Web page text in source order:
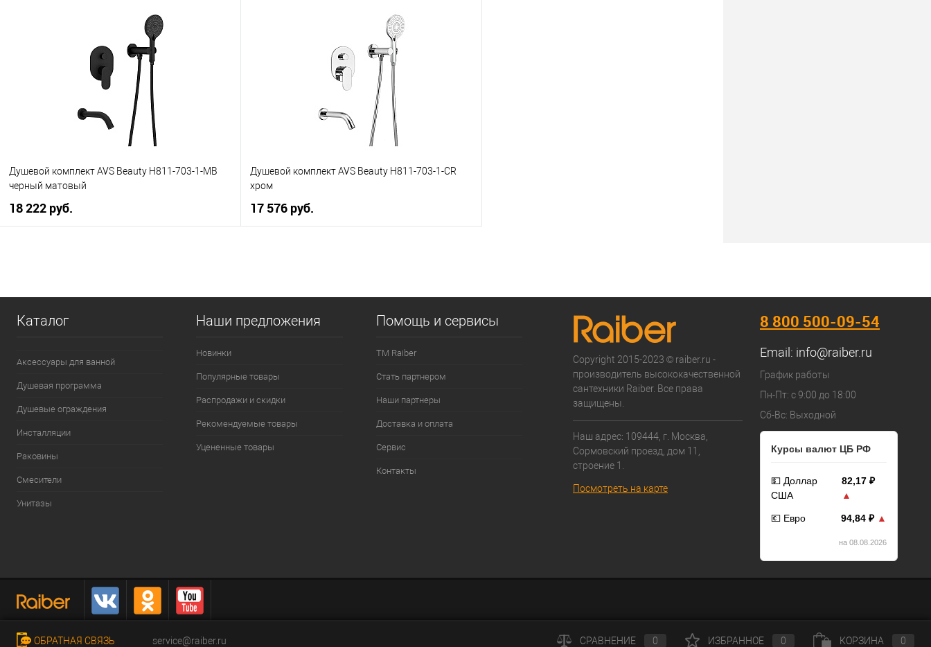
К сравнению
В наличии
К сравнению
В наличии
Душевой комплект AVS Beauty Н811-703-1-MB
черный матовый
18 222 руб.
Душевой комплект AVS Beauty Н811-703-1-CR
хром
17 576 руб.
Каталог
Аксессуары для ванной
Душевая программа
Душевые ограждения
Инсталляции
Раковины
Смесители
Унитазы
Наши предложения
Новинки
Популярные товары
Распродажи и скидки
Рекомендуемые товары
Уцененные товары
Помощь и сервисы
ТМ Raiber
Стать партнером
Наши партнеры
Доставка и оплата
Сервис
Контакты
Copyright 2015-2023 © raiber.ru -
производитель высококачественной
сантехники Raiber. Все права
защищены.
Наш адрес: 109444, г. Москва,
Cормовский проезд, дом 11,
строение 1.
Посмотреть на карте
8 800 500-09-54
Email: info@raiber.ru
График работы
Пн-Пт: с 9:00 до 18:00
Сб-Вс: Выходной
Курсы валют ЦБ РФ
💵 Доллар
США
82,17 ₽
▲
💶 Евро 94,84 ₽ ▲
на 08.08.2026
ОБРАТНАЯ СВЯЗЬ service@raiber.ru СРАВНЕНИЕ 0 ИЗБРАННОЕ 0 КОРЗИНА 0